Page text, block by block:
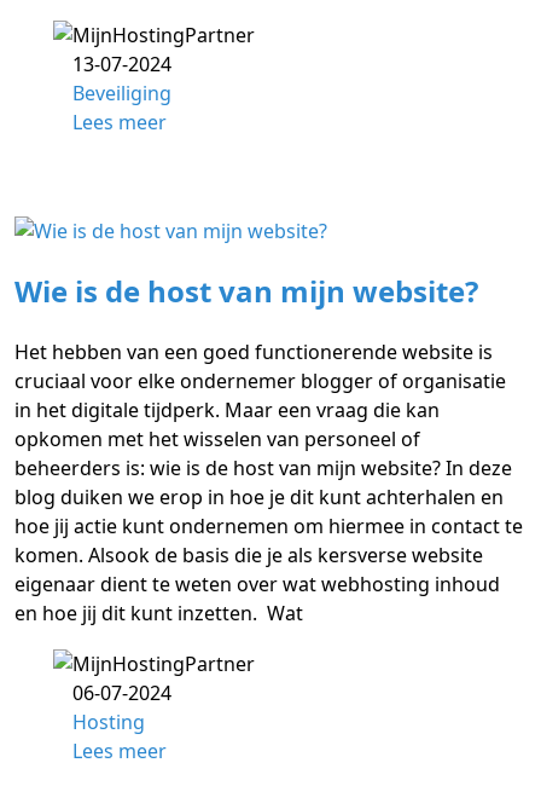
13-07-2024
Beveiliging
Lees meer
Wie is de host van mijn website?
Het hebben van een goed functionerende website is
cruciaal voor elke ondernemer blogger of organisatie
in het digitale tijdperk. Maar een vraag die kan
opkomen met het wisselen van personeel of
beheerders is: wie is de host van mijn website? In deze
blog duiken we erop in hoe je dit kunt achterhalen en
hoe jij actie kunt ondernemen om hiermee in contact te
komen. Alsook de basis die je als kersverse website
eigenaar dient te weten over wat webhosting inhoud
en hoe jij dit kunt inzetten. Wat
06-07-2024
Hosting
Lees meer